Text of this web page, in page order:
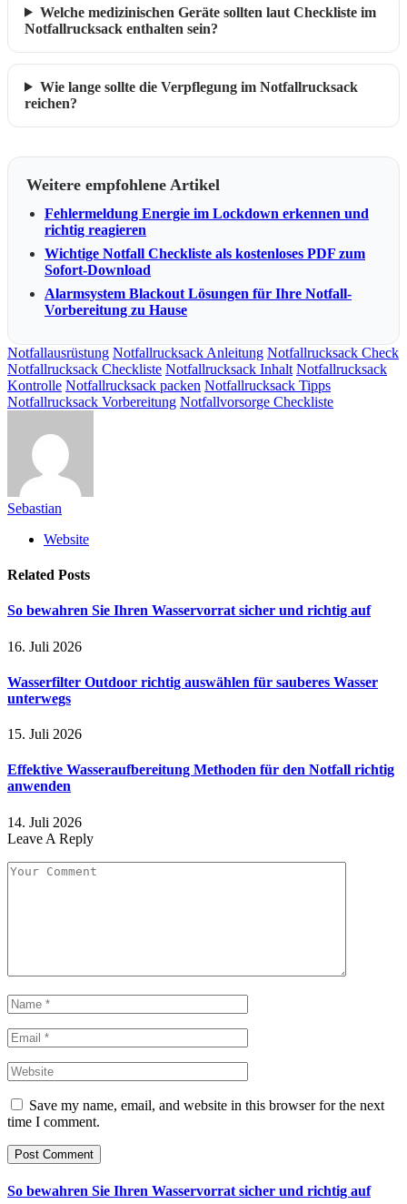
Welche medizinischen Geräte sollten laut Checkliste im
Notfallrucksack enthalten sein?
Wie lange sollte die Verpflegung im Notfallrucksack
reichen?
Weitere empfohlene Artikel
Fehlermeldung Energie im Lockdown erkennen und
richtig reagieren
Wichtige Notfall Checkliste als kostenloses PDF zum
Sofort-Download
Alarmsystem Blackout Lösungen für Ihre Notfall-
Vorbereitung zu Hause
Notfallausrüstung Notfallrucksack Anleitung Notfallrucksack Check
Notfallrucksack Checkliste Notfallrucksack Inhalt Notfallrucksack
Kontrolle Notfallrucksack packen Notfallrucksack Tipps
Notfallrucksack Vorbereitung Notfallvorsorge Checkliste
Sebastian
Website
Related Posts
So bewahren Sie Ihren Wasservorrat sicher und richtig auf
16. Juli 2026
Wasserfilter Outdoor richtig auswählen für sauberes Wasser
unterwegs
15. Juli 2026
Effektive Wasseraufbereitung Methoden für den Notfall richtig
anwenden
14. Juli 2026
Leave A Reply
Save my name, email, and website in this browser for the next
time I comment.
So bewahren Sie Ihren Wasservorrat sicher und richtig auf